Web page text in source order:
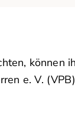
können
e. V.